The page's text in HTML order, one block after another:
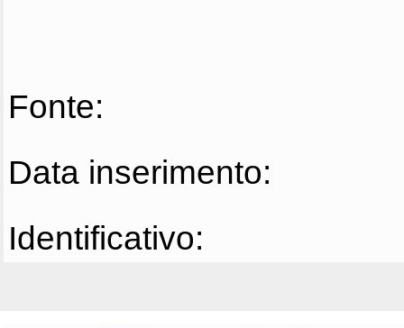
Fonte:
Data inserimento:
Identificativo: